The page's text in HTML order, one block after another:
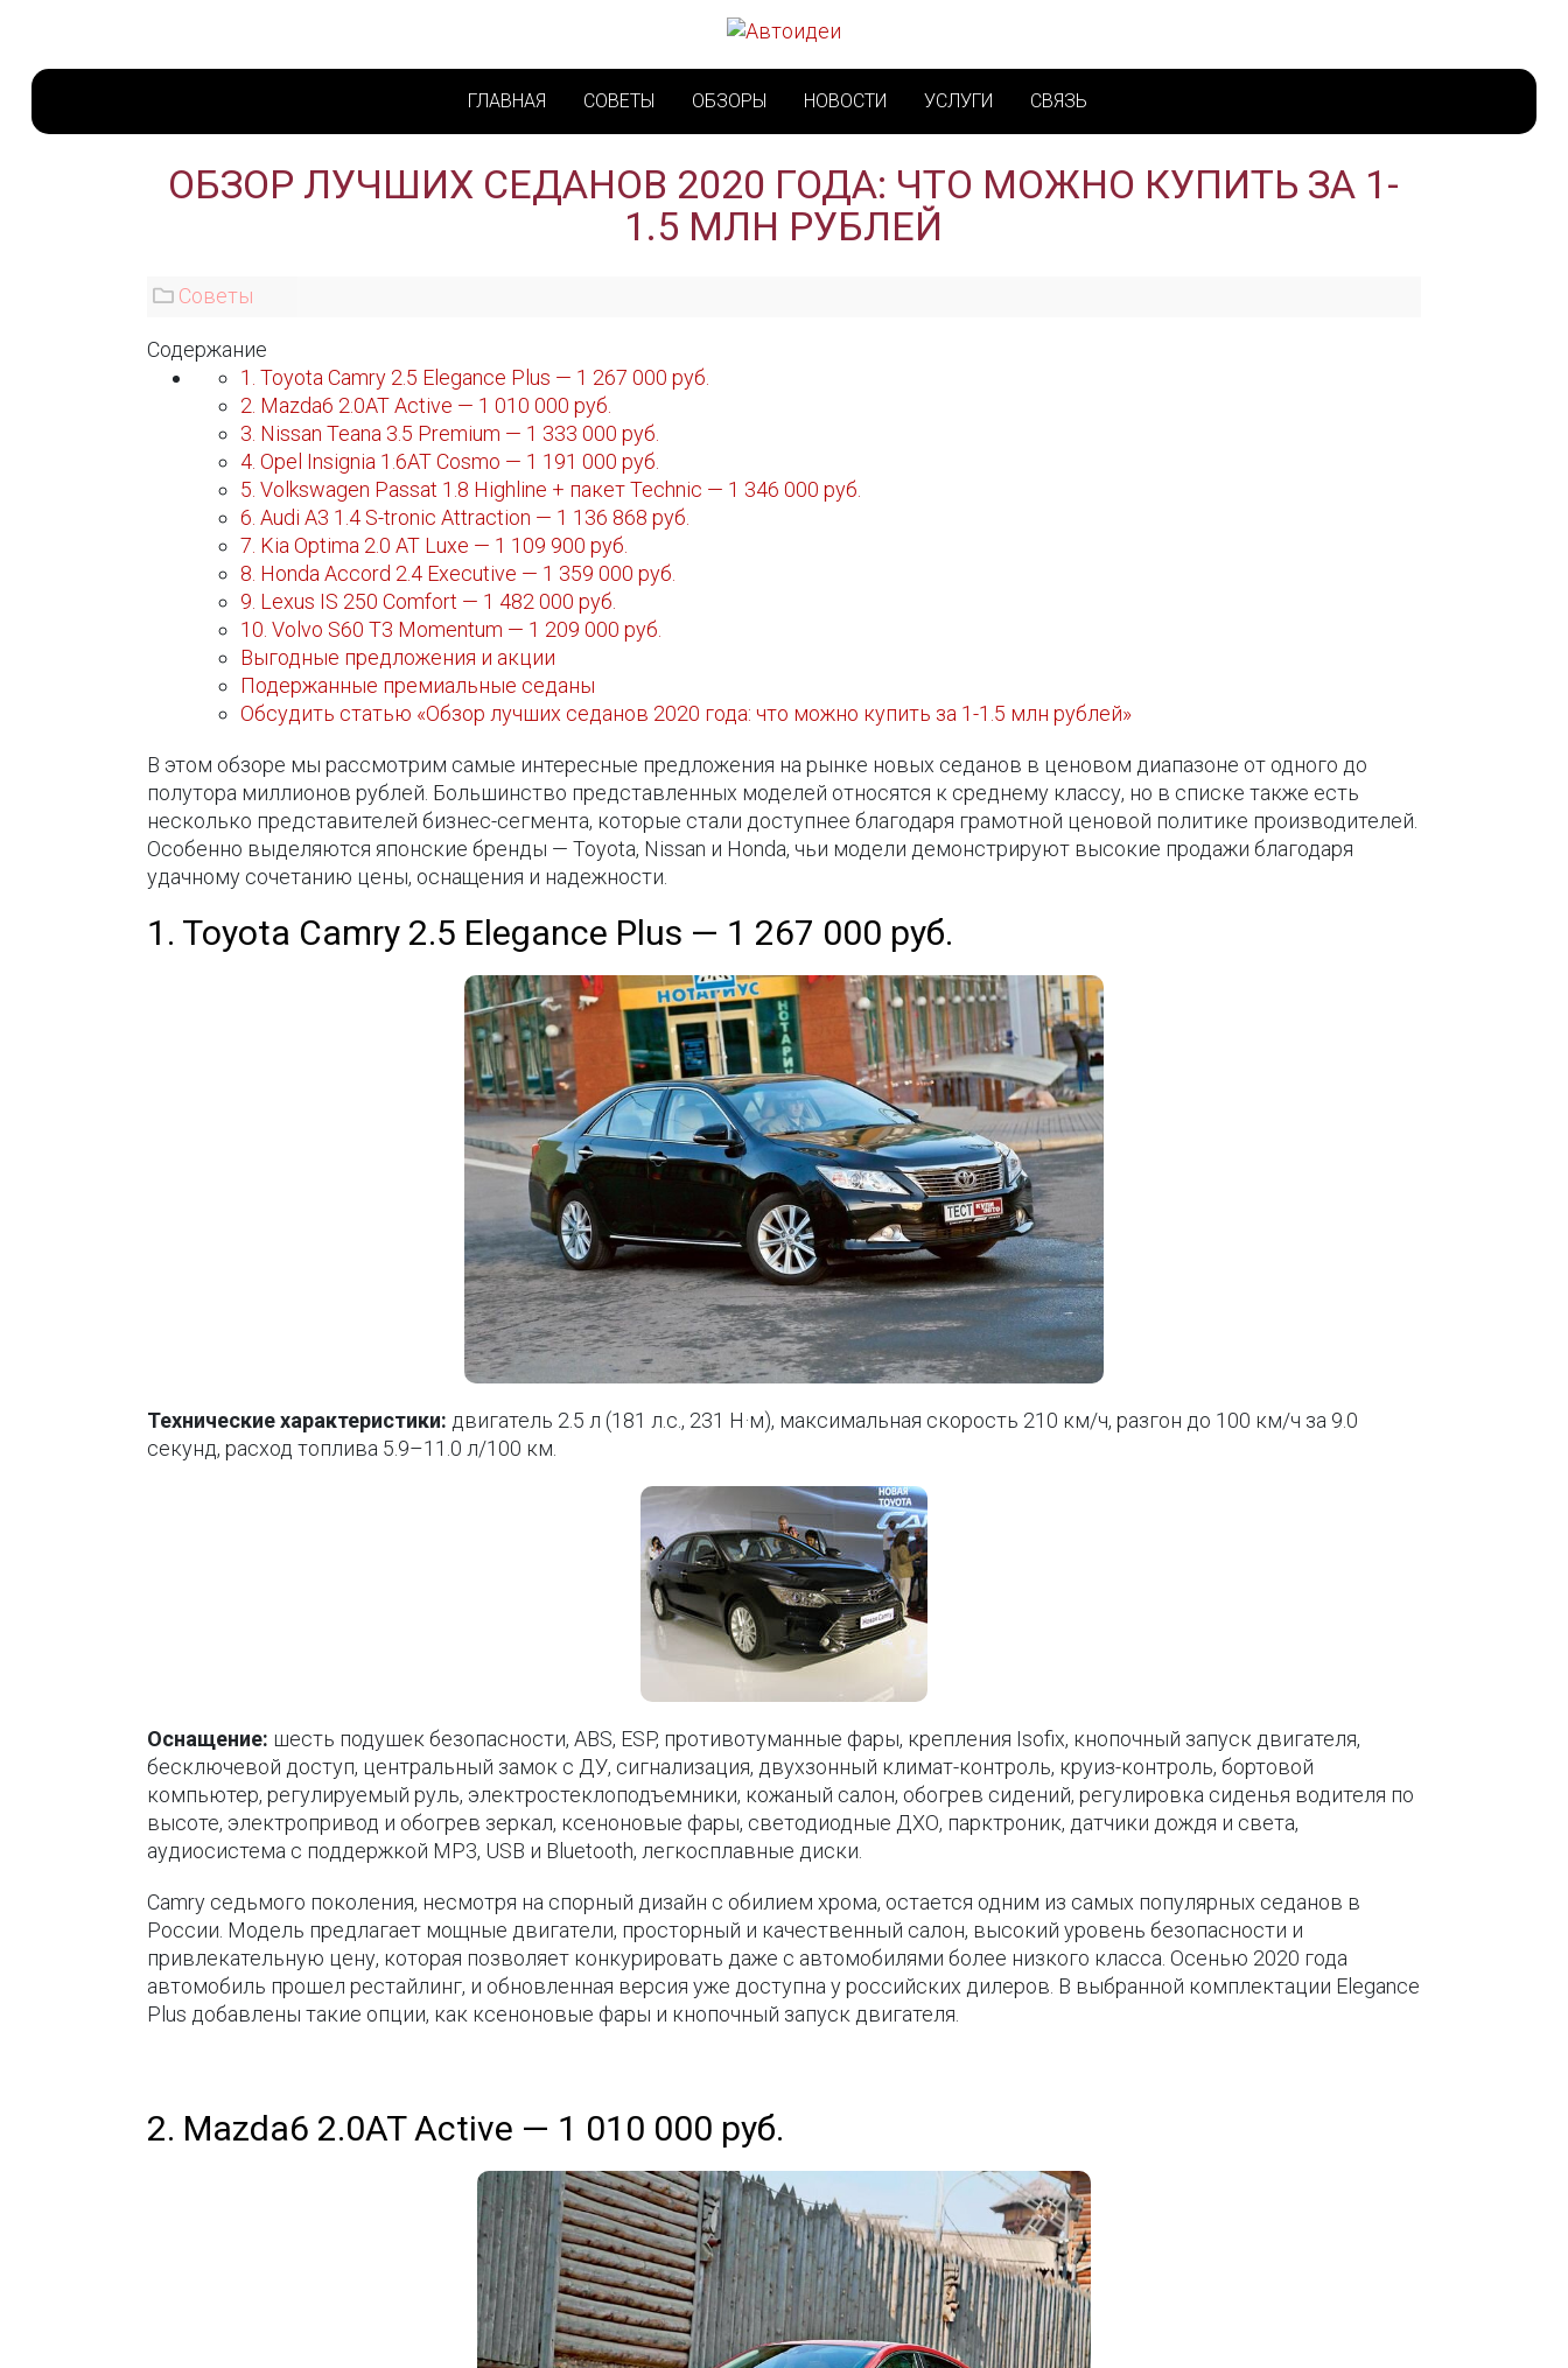
ГЛАВНАЯ СОВЕТЫ ОБЗОРЫ НОВОСТИ УСЛУГИ СВЯЗЬ
ОБЗОР ЛУЧШИХ СЕДАНОВ 2020 ГОДА: ЧТО МОЖНО КУПИТЬ ЗА 1-
1.5 МЛН РУБЛЕЙ
Советы
Содержание
1. Toyota Camry 2.5 Elegance Plus — 1 267 000 руб.
2. Mazda6 2.0AT Active — 1 010 000 руб.
3. Nissan Teana 3.5 Premium — 1 333 000 руб.
4. Opel Insignia 1.6AT Cosmo — 1 191 000 руб.
5. Volkswagen Passat 1.8 Highline + пакет Technic — 1 346 000 руб.
6. Audi A3 1.4 S-tronic Attraction — 1 136 868 руб.
7. Kia Optima 2.0 AT Luxe — 1 109 900 руб.
8. Honda Accord 2.4 Executive — 1 359 000 руб.
9. Lexus IS 250 Comfort — 1 482 000 руб.
10. Volvo S60 T3 Momentum — 1 209 000 руб.
Выгодные предложения и акции
Подержанные премиальные седаны
Обсудить статью «Обзор лучших седанов 2020 года: что можно купить за 1-1.5 млн рублей»
В этом обзоре мы рассмотрим самые интересные предложения на рынке новых седанов в ценовом диапазоне от одного до
полутора миллионов рублей. Большинство представленных моделей относятся к среднему классу, но в списке также есть
несколько представителей бизнес-сегмента, которые стали доступнее благодаря грамотной ценовой политике производителей.
Особенно выделяются японские бренды — Toyota, Nissan и Honda, чьи модели демонстрируют высокие продажи благодаря
удачному сочетанию цены, оснащения и надежности.
1. Toyota Camry 2.5 Elegance Plus — 1 267 000 руб.
Технические характеристики: двигатель 2.5 л (181 л.с., 231 Н·м), максимальная скорость 210 км/ч, разгон до 100 км/ч за 9.0
секунд, расход топлива 5.9–11.0 л/100 км.
Оснащение: шесть подушек безопасности, ABS, ESP, противотуманные фары, крепления Isofix, кнопочный запуск двигателя,
бесключевой доступ, центральный замок с ДУ, сигнализация, двухзонный климат-контроль, круиз-контроль, бортовой
компьютер, регулируемый руль, электростеклоподъемники, кожаный салон, обогрев сидений, регулировка сиденья водителя по
высоте, электропривод и обогрев зеркал, ксеноновые фары, светодиодные ДХО, парктроник, датчики дождя и света,
аудиосистема с поддержкой MP3, USB и Bluetooth, легкосплавные диски.
Camry седьмого поколения, несмотря на спорный дизайн с обилием хрома, остается одним из самых популярных седанов в
России. Модель предлагает мощные двигатели, просторный и качественный салон, высокий уровень безопасности и
привлекательную цену, которая позволяет конкурировать даже с автомобилями более низкого класса. Осенью 2020 года
автомобиль прошел рестайлинг, и обновленная версия уже доступна у российских дилеров. В выбранной комплектации Elegance
Plus добавлены такие опции, как ксеноновые фары и кнопочный запуск двигателя.
2. Mazda6 2.0AT Active — 1 010 000 руб.